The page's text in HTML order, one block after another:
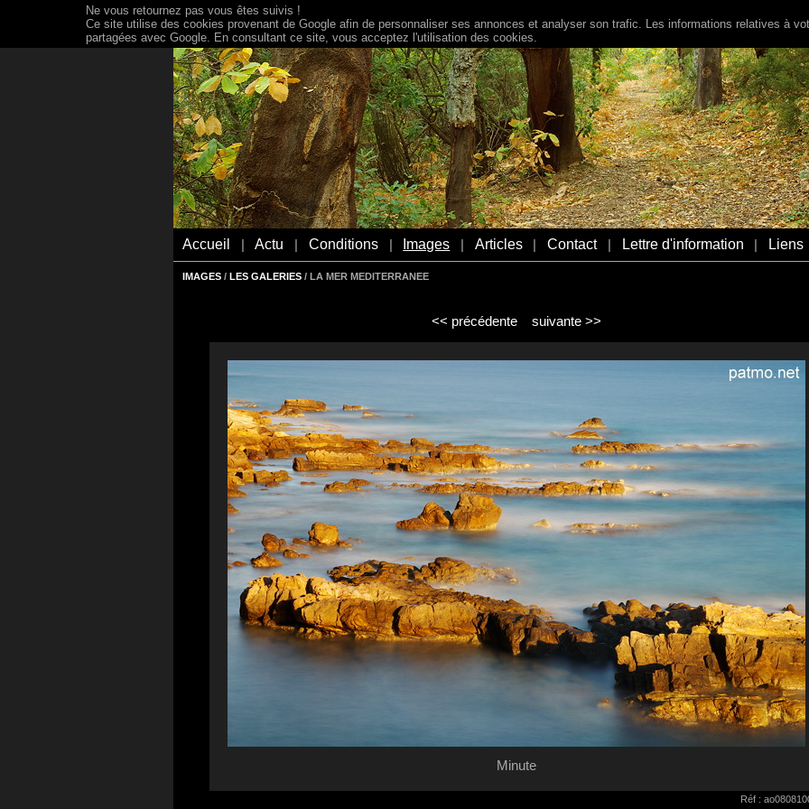
Accueil Actu Conditions Images Articles Contact Lettre d'information Liens
IMAGES / LES GALERIES / LA MER MEDITERRANEE
<< précédente suivante >>
Minute
Réf :
Ne vous retournez pas vous êtes suivis !
Ce site utilise des cookies provenant de Google afin de personnaliser ses annonces et analyser son trafic. Les informations relatives à
partagées avec Google. En consultant ce site, vous acceptez l'utilisation des cookies.